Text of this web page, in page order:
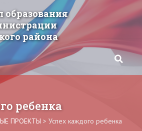
образования
района
ребенка
ПРОЕКТЫ > Успех каждого ребенка